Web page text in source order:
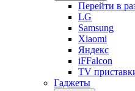
Перейти в
LG
Samsung
Xiaomi
Яндекс
iFFalcon
TV
Гаджеты